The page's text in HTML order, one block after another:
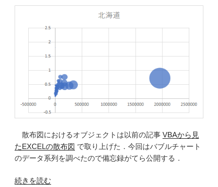
小”
散布図におけるオブジェクトは以前の記事 VBAから見
たEXCELの散布図 で取り上げた．今回はバブルチャート
のデータ系列を調べたので備忘録がてら公開する．
“EXCEL
続きを読む